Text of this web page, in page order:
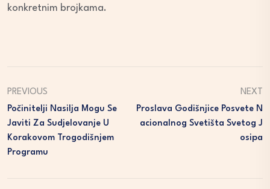
konkretnim brojkama.
PREVIOUS
Počinitelji Nasilja Mogu Se
Javiti Za Sudjelovanje U
Korakovom Trogodišnjem
Programu
NEXT
Proslava Godišnjice Posvete N
Acionalnog Svetišta Svetog J
Osipa